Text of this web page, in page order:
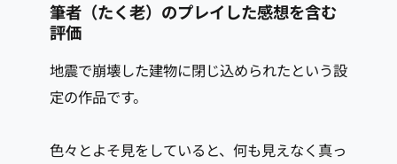
筆者（たく老）のプレイした感想を含む
評価
地震で崩壊した建物に閉じ込められたという設
定の作品です。
色々とよそ見をしていると、何も見えなく真っ